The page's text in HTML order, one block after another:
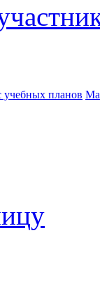
учебных планов